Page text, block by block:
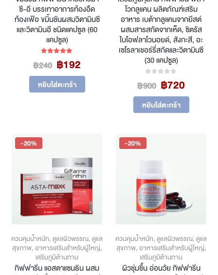
ซี-อี บรรเทาอาการท้องอืด
ท้องเฟ้อ ขมิ้นชันผสมวิตามินซี
และวิตามินอี ชนิดแคปซูล (60
แคปซูล)
฿240 Original
price
was:
฿240.
฿192Current
price
฿192.
หยิบใส่ตะกร้า
โวกลูแคน ผลิตภัณฑ์เสริม
อาหาร เบต้ากลูแคนจากยีสต์
ผสมสารสกัดจากเห็ด, ซิตรัส
ไบโอฟลาโวนอยด์, สังกะสี, อะ
เซโรลาเชอร์รี่สกัดและวิตามินซี
(30 แคปซูล)
฿900 Original
price
was:
฿900.
฿720
price
฿720.
หยิบใส่ตะกร้า
-20%
ควบคุมน้ำหนัก, ดูแลผิวพรรณ, ดูแล
สุขภาพ,อาหารเสริมสำหรับผู้ใหญ่,
เสริมภูมิต้านทาน
กิฟฟารีน แอสตาแซนธิน ผสม
-20%
ควบคุมน้ำหนัก, ดูแลผิวพรรณ, ดูแล
สุขภาพ,อาหารเสริมสำหรับผู้ใหญ่,
เสริมภูมิต้านทาน
ผิวชุ่มชื้น อ่อนวัย กิฟฟารีน